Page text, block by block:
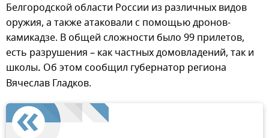
Белгородской области России из различных видов
оружия, а также атаковали с помощью дронов-
камикадзе. В общей сложности было 99 прилетов,
есть разрушения – как частных домовладений, так и
школы. Об этом сообщил губернатор региона
Вячеслав Гладков.